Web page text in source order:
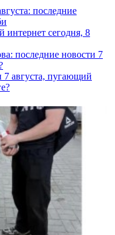
последние
интернет сегодня, 8
последние новости 7
7 августа, пугающий